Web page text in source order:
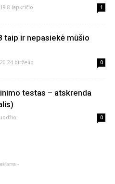
8 lapkričio 1
taip ir nepasiekė mūšio
24 birželio 0
testas – atskrenda
0
-